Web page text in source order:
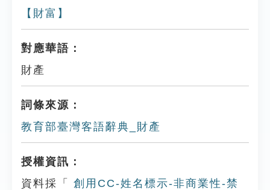
【財富】
對應華語：
財產
詞條來源：
教育部臺灣客語辭典_財產
授權資訊：
資料採「
創用CC-姓名標示-非商業性-禁